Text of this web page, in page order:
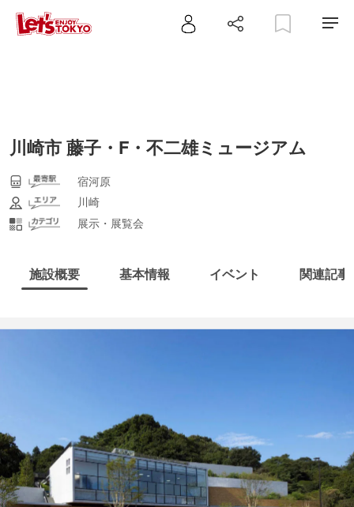
川崎市 藤子・F・不二雄ミュージアム
宿河原
川崎
展示・展覧会
施設概要 基本情報 イベント 関連記事